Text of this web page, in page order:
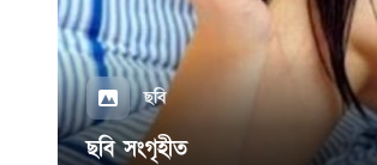
ছবি
ছবি সংগৃহীত